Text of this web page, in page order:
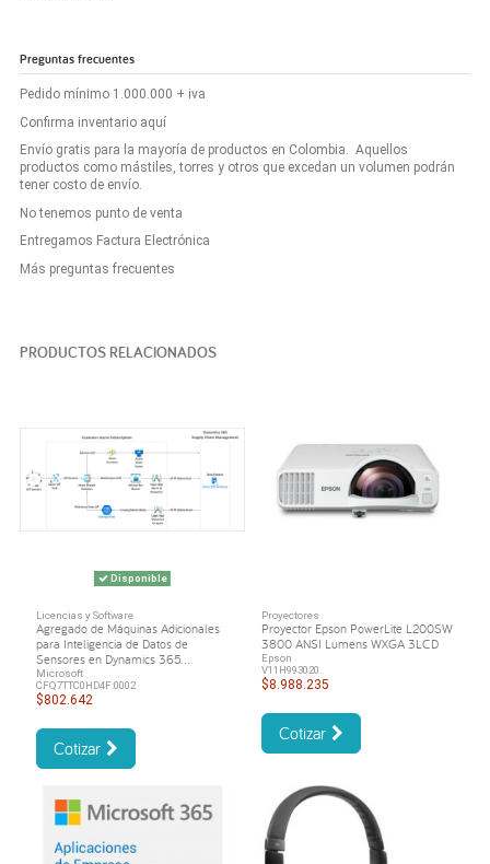
Preguntas frecuentes
Pedido mínimo 1.000.000 + iva
Confirma inventario aquí
Envío gratis para la mayoría de productos en Colombia. Aquellos
productos como mástiles, torres y otros que excedan un volumen podrán
tener costo de envío.
No tenemos punto de venta
Entregamos Factura Electrónica
Más preguntas frecuentes
PRODUCTOS RELACIONADOS
Disponible
Licencias y Software
Agregado de Máquinas Adicionales
para Inteligencia de Datos de
Sensores en Dynamics 365...
Microsoft
CFQ7TTC0HD4F:0002
$802.642
Cotizar
Proyectores
Proyector Epson PowerLite L200SW
3800 ANSI Lumens WXGA 3LCD
Epson
V11H993020.
$8.988.235
Cotizar